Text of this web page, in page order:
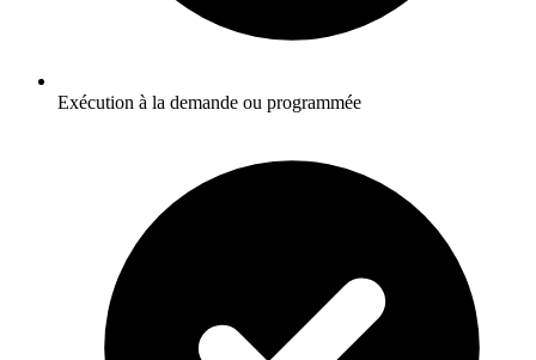
Exécution à la demande ou programmée